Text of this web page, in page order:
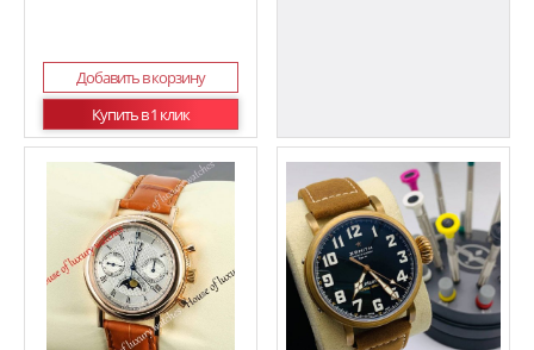
Добавить в корзину
Купить в 1 клик